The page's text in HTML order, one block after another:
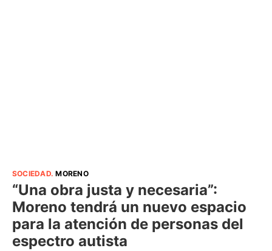
SOCIEDAD.MORENO
“Una obra justa y necesaria”:
Moreno tendrá un nuevo espacio
para la atención de personas del
espectro autista